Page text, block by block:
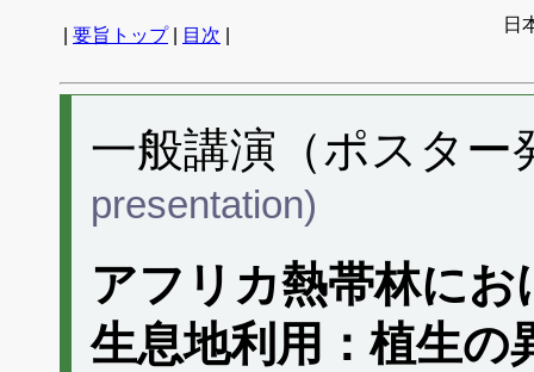
要旨トップ| 目次
日
一般講演（ポスタ
presentation)
アフリカ熱帯林に
生息地利用：植生の